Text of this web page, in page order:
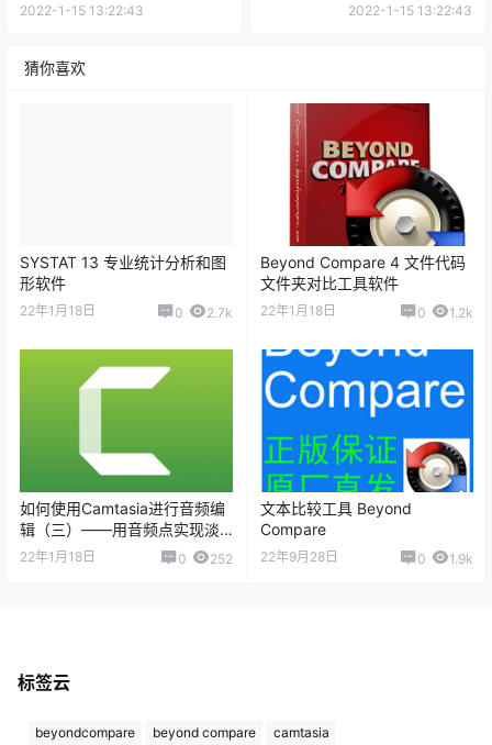
2022-1-15 13:22:43 2022-1-15 13:22:43
猜你喜欢
SYSTAT 13 专业统计分析和图
形软件
22年1月18日 0 2.7k
Beyond Compare 4 文件代码
文件夹对比工具软件
22年1月18日 0 1.2k
如何使用Camtasia进行音频编
辑（三）——用音频点实现淡
入淡出
22年1月18日 0 252
文本比较工具 Beyond
Compare￼
22年9月28日 0 1.9k
标签云
beyondcompare beyond compare camtasia